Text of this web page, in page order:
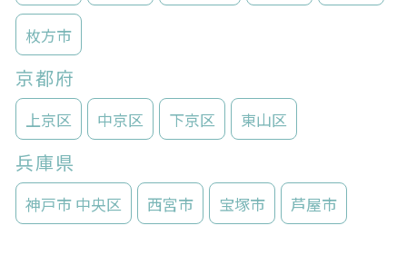
枚方市
京都府
上京区 中京区 下京区 東山区
兵庫県
神戸市 中央区 西宮市 宝塚市 芦屋市